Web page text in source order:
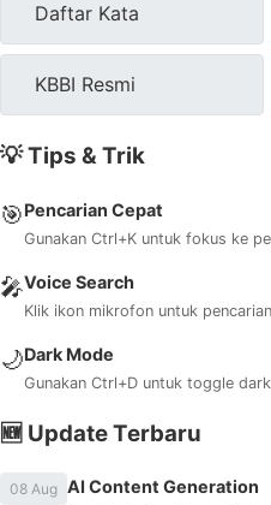
Daftar Kata
KBBI Resmi
💡 Tips & Trik
🎯Pencarian Cepat
Gunakan Ctrl+K untuk fokus ke
🎤Voice Search
Klik ikon mikrofon untuk
🌙Dark Mode
Gunakan Ctrl+D untuk toggle
🆕 Update Terbaru
08 Aug AI Content Generation